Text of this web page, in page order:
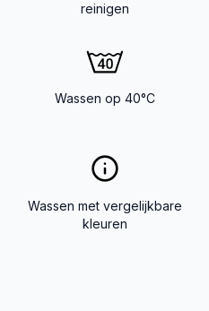
reinigen
Wassen op 40°C
Wassen met vergelijkbare
kleuren